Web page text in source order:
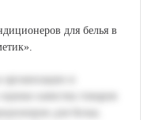
для белья в